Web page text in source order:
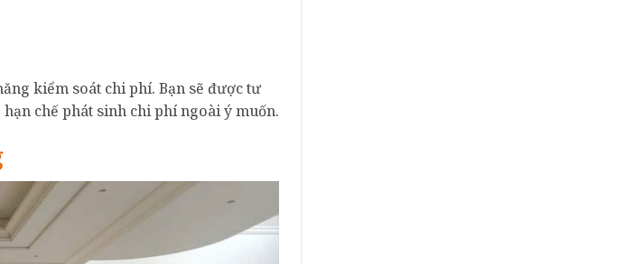
kiểm soát chi phí. Bạn sẽ được tư
chế phát sinh chi phí ngoài ý muốn.